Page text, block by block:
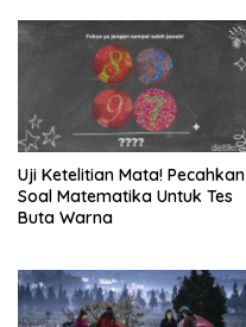
Uji Ketelitian Mata! Pecahkan
Soal Matematika Untuk Tes
Buta Warna